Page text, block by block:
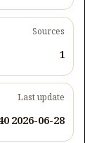
Sources
1
Last update
2026-06-28 09:45:40